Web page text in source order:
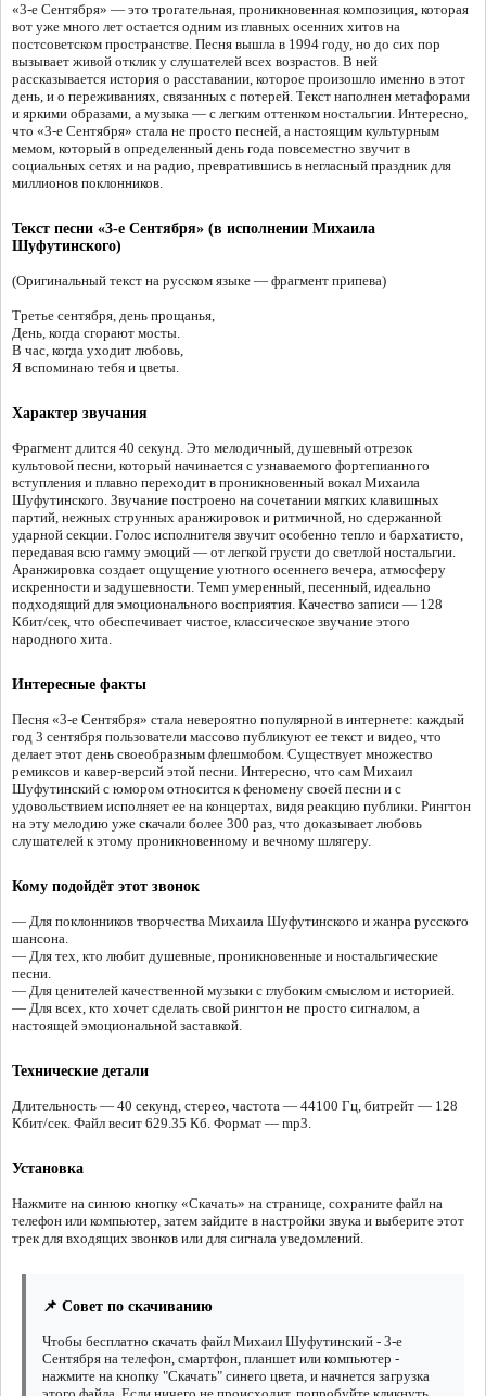
«3-е Сентября» — это трогательная, проникновенная композиция, которая
вот уже много лет остается одним из главных осенних хитов на
постсоветском пространстве. Песня вышла в 1994 году, но до сих пор
вызывает живой отклик у слушателей всех возрастов. В ней
рассказывается история о расставании, которое произошло именно в этот
день, и о переживаниях, связанных с потерей. Текст наполнен метафорами
и яркими образами, а музыка — с легким оттенком ностальгии. Интересно,
что «3-е Сентября» стала не просто песней, а настоящим культурным
мемом, который в определенный день года повсеместно звучит в
социальных сетях и на радио, превратившись в негласный праздник для
миллионов поклонников.
Текст песни «3-е Сентября» (в исполнении Михаила
Шуфутинского)
(Оригинальный текст на русском языке — фрагмент припева)
Третье сентября, день прощанья,
День, когда сгорают мосты.
В час, когда уходит любовь,
Я вспоминаю тебя и цветы.
Характер звучания
Фрагмент длится 40 секунд. Это мелодичный, душевный отрезок
культовой песни, который начинается с узнаваемого фортепианного
вступления и плавно переходит в проникновенный вокал Михаила
Шуфутинского. Звучание построено на сочетании мягких клавишных
партий, нежных струнных аранжировок и ритмичной, но сдержанной
ударной секции. Голос исполнителя звучит особенно тепло и бархатисто,
передавая всю гамму эмоций — от легкой грусти до светлой ностальгии.
Аранжировка создает ощущение уютного осеннего вечера, атмосферу
искренности и задушевности. Темп умеренный, песенный, идеально
подходящий для эмоционального восприятия. Качество записи — 128
Кбит/сек, что обеспечивает чистое, классическое звучание этого
народного хита.
Интересные факты
Песня «3-е Сентября» стала невероятно популярной в интернете: каждый
год 3 сентября пользователи массово публикуют ее текст и видео, что
делает этот день своеобразным флешмобом. Существует множество
ремиксов и кавер-версий этой песни. Интересно, что сам Михаил
Шуфутинский с юмором относится к феномену своей песни и с
удовольствием исполняет ее на концертах, видя реакцию публики. Рингтон
на эту мелодию уже скачали более 300 раз, что доказывает любовь
слушателей к этому проникновенному и вечному шлягеру.
Кому подойдёт этот звонок
— Для поклонников творчества Михаила Шуфутинского и жанра русского
шансона.
— Для тех, кто любит душевные, проникновенные и ностальгические
песни.
— Для ценителей качественной музыки с глубоким смыслом и историей.
— Для всех, кто хочет сделать свой рингтон не просто сигналом, а
настоящей эмоциональной заставкой.
Технические детали
Длительность — 40 секунд, стерео, частота — 44100 Гц, битрейт — 128
Кбит/сек. Файл весит 629.35 Кб. Формат — mp3.
Установка
Нажмите на синюю кнопку «Скачать» на странице, сохраните файл на
телефон или компьютер, затем зайдите в настройки звука и выберите этот
трек для входящих звонков или для сигнала уведомлений.
📌 Совет по скачиванию
Чтобы бесплатно скачать файл Михаил Шуфутинский - 3-е
Сентября на телефон, смартфон, планшет или компьютер -
нажмите на кнопку "Скачать" синего цвета, и начнется загрузка